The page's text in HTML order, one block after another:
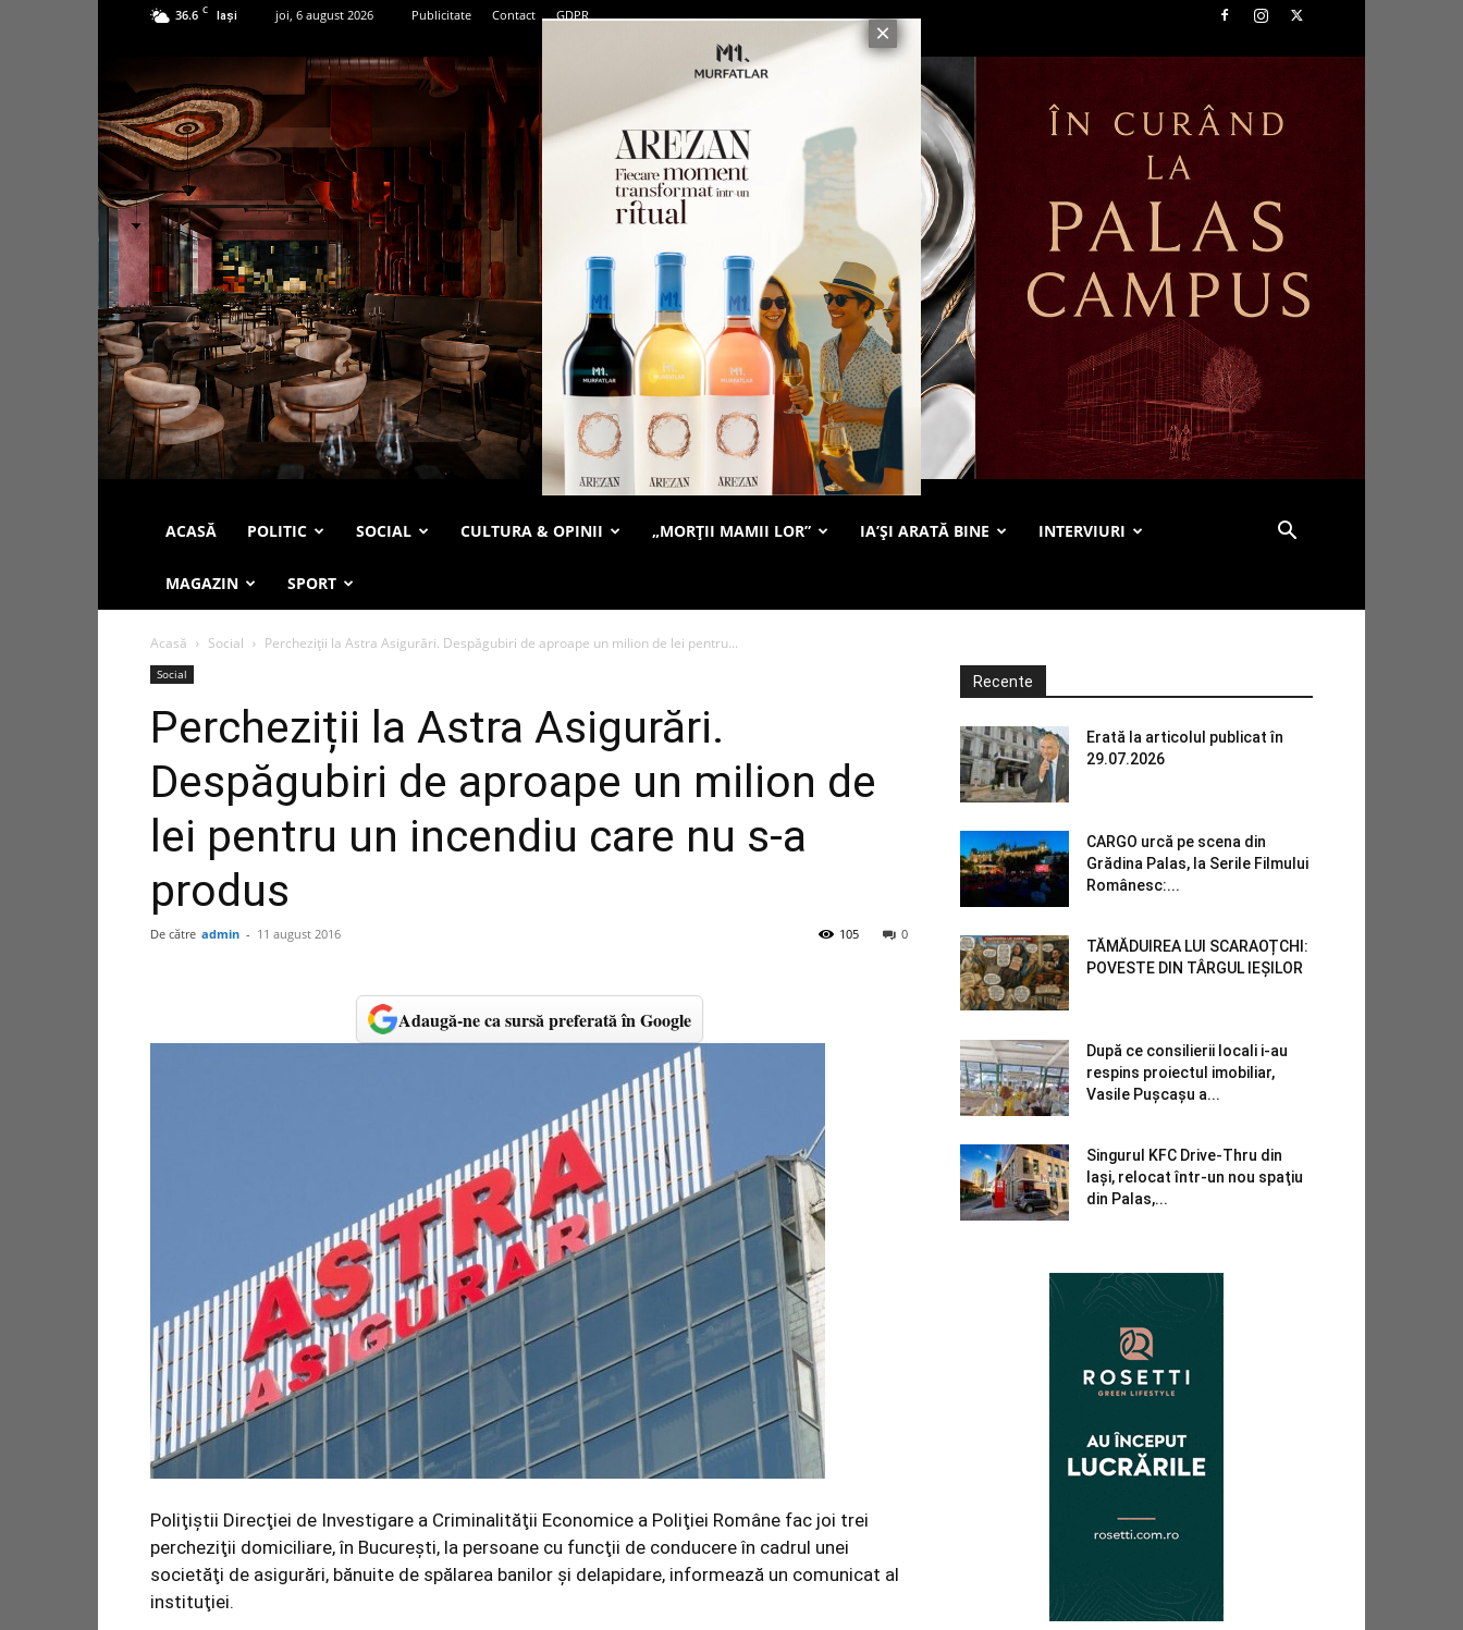
36.6 C Iași joi, 6 august 2026 Publicitate Contact GDPR
ACASĂ POLITIC SOCIAL CULTURA & OPINII „MORȚII MAMII LOR” IA’ȘI ARATĂ BINE INTERVIURI
MAGAZIN SPORT
Acasă Social Percheziții la Astra Asigurări. Despăgubiri de aproape un milion de lei pentru...
Social
Percheziții la Astra Asigurări.
Despăgubiri de aproape un milion de
lei pentru un incendiu care nu s-a
produs
De către admin - 11 august 2016 0
105
Adaugă-ne ca sursă preferată în Google
Poliţiştii Direcţiei de Investigare a Criminalităţii Economice a Poliţiei Române fac joi trei
percheziţii domiciliare, în Bucureşti, la persoane cu funcţii de conducere în cadrul unei
societăţi de asigurări, bănuite de spălarea banilor şi delapidare, informează un comunicat al
instituţiei.
Recente
Erată la articolul publicat în
29.07.2026
CARGO urcă pe scena din
Grădina Palas, la Serile Filmului
Românesc:...
TĂMĂDUIREA LUI SCARAOȚCHI:
POVESTE DIN TÂRGUL IEȘILOR
După ce consilierii locali i-au
respins proiectul imobiliar,
Vasile Pușcașu a...
Singurul KFC Drive-Thru din
Iași, relocat într-un nou spaţiu
din Palas,...